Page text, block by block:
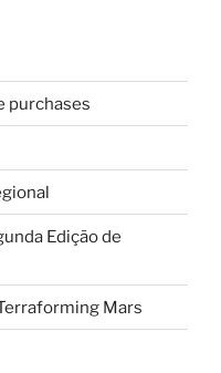
purchases
Edição de
Mars